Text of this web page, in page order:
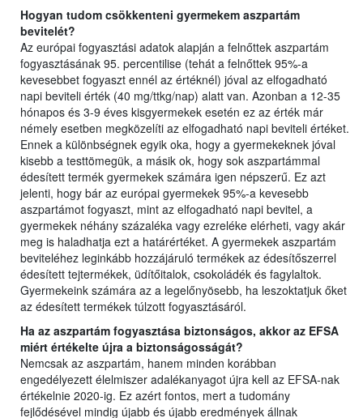
Hogyan tudom csökkenteni gyermekem aszpartám
bevitelét?
Az európai fogyasztási adatok alapján a felnőttek aszpartám
fogyasztásának 95. percentilise (tehát a felnőttek 95%-a
kevesebbet fogyaszt ennél az értéknél) jóval az elfogadható
napi beviteli érték (40 mg/ttkg/nap) alatt van. Azonban a 12-35
hónapos és 3-9 éves kisgyermekek esetén ez az érték már
némely esetben megközelíti az elfogadható napi beviteli értéket.
Ennek a különbségnek egyik oka, hogy a gyermekeknek jóval
kisebb a testtömegük, a másik ok, hogy sok aszpartámmal
édesített termék gyermekek számára igen népszerű. Ez azt
jelenti, hogy bár az európai gyermekek 95%-a kevesebb
aszpartámot fogyaszt, mint az elfogadható napi bevitel, a
gyermekek néhány százaléka vagy ezreléke elérheti, vagy akár
meg is haladhatja ezt a határértéket. A gyermekek aszpartám
beviteléhez leginkább hozzájáruló termékek az édesítőszerrel
édesített tejtermékek, üdítőitalok, csokoládék és fagylaltok.
Gyermekeink számára az a legelőnyösebb, ha leszoktatjuk őket
az édesített termékek túlzott fogyasztásáról.
Ha az aszpartám fogyasztása biztonságos, akkor az EFSA
miért értékelte újra a biztonságosságát?
Nemcsak az aszpartám, hanem minden korábban
engedélyezett élelmiszer adalékanyagot újra kell az EFSA-nak
értékelnie 2020-ig. Ez azért fontos, mert a tudomány
fejlődésével mindig újabb és újabb eredmények állnak